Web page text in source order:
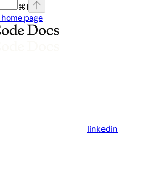
⌘I
home page
linkedin